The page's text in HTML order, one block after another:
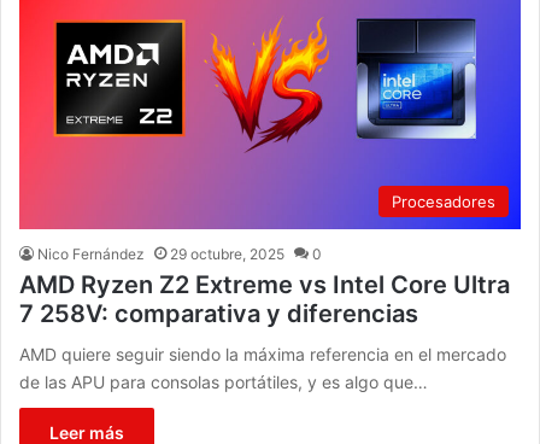
Procesadores
Nico Fernández 29 octubre, 2025 0
AMD Ryzen Z2 Extreme vs Intel Core Ultra
7 258V: comparativa y diferencias
AMD quiere seguir siendo la máxima referencia en el mercado
de las APU para consolas portátiles, y es algo que…
Leer más